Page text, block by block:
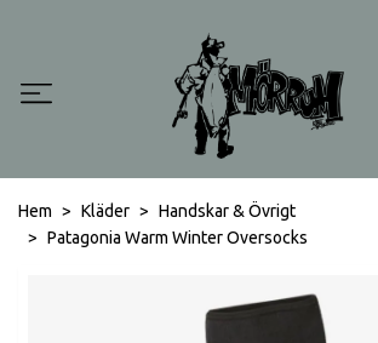
Hem Kläder
Handskar & Övrigt
Patagonia Warm Winter Oversocks